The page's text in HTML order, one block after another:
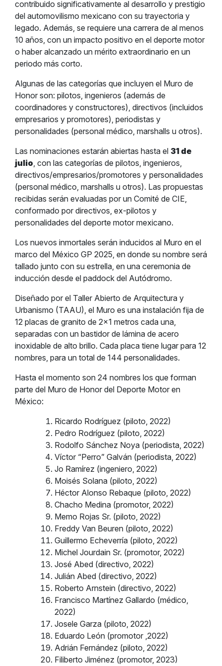
contribuido significativamente al desarrollo y prestigio
del automovilismo mexicano con su trayectoria y
legado. Además, se requiere una carrera de al menos
10 años, con un impacto positivo en el deporte motor
o haber alcanzado un mérito extraordinario en un
periodo más corto.
Algunas de las categorías que incluyen el Muro de
Honor son: pilotos, ingenieros (además de
coordinadores y constructores), directivos (incluidos
empresarios y promotores), periodistas y
personalidades (personal médico, marshalls u otros).
Las nominaciones estarán abiertas hasta el 31 de
julio, con las categorías de pilotos, ingenieros,
directivos/empresarios/promotores y personalidades
(personal médico, marshalls u otros). Las propuestas
recibidas serán evaluadas por un Comité de CIE,
conformado por directivos, ex-pilotos y
personalidades del deporte motor mexicano.
Los nuevos inmortales serán inducidos al Muro en el
marco del México GP 2025, en donde su nombre será
tallado junto con su estrella, en una ceremonia de
inducción desde el paddock del Autódromo.
Diseñado por el Taller Abierto de Arquitectura y
Urbanismo (TAAU), el Muro es una instalación fija de
12 placas de granito de 2×1 metros cada una,
separadas con un bastidor de lámina de acero
inoxidable de alto brillo. Cada placa tiene lugar para 12
nombres, para un total de 144 personalidades.
Hasta el momento son 24 nombres los que forman
parte del Muro de Honor del Deporte Motor en
México:
Ricardo Rodríguez (piloto, 2022)
Pedro Rodríguez (piloto, 2022)
Rodolfo Sánchez Noya (periodista, 2022)
Víctor “Perro” Galván (periodista, 2022)
Jo Ramírez (ingeniero, 2022)
Moisés Solana (piloto, 2022)
Héctor Alonso Rebaque (piloto, 2022)
Chacho Medina (promotor, 2022)
Memo Rojas Sr. (piloto, 2022)
Freddy Van Beuren (piloto, 2022)
Guillermo Echeverría (piloto, 2022)
Michel Jourdain Sr. (promotor, 2022)
José Abed (directivo, 2022)
Julián Abed (directivo, 2022)
Roberto Arnstein (directivo, 2022)
Francisco Martínez Gallardo (médico,
2022)
Josele Garza (piloto, 2022)
Eduardo León (promotor ,2022)
Adrián Fernández (piloto, 2022)
Filiberto Jiménez (promotor, 2023)